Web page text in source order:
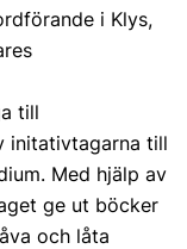
i Klys,
till
initativtagarna till
Med hjälp av
ge ut böcker
och låta